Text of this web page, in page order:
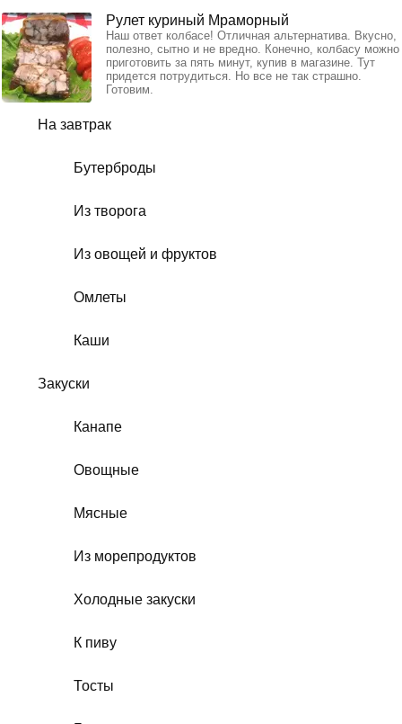
На завтрак
Бутерброды
Из творога
Из овощей и фруктов
Омлеты
Каши
Закуски
Канапе
Овощные
Мясные
Из морепродуктов
Холодные закуски
К пиву
Тосты
Рулет куриный Мраморный
Наш ответ колбасе! Отличная альтернатива. Вкусно,
полезно, сытно и не вредно. Конечно, колбасу можно
приготовить за пять минут, купив в магазине. Тут
придется потрудиться. Но все не так страшно.
Готовим.